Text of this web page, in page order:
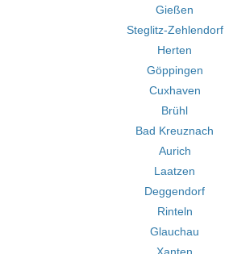
Gießen
Steglitz-Zehlendorf
Herten
Göppingen
Cuxhaven
Brühl
Bad Kreuznach
Aurich
Laatzen
Deggendorf
Rinteln
Glauchau